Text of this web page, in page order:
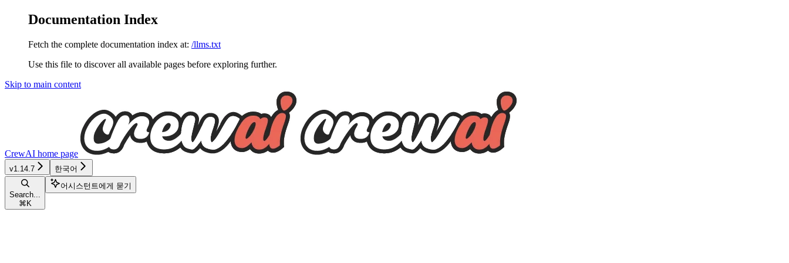
Documentation Index
Fetch the complete documentation index at: /llms.txt
Use this file to discover all available pages before exploring further.
Skip to main content
CrewAI home page
v1.14.7 한국어
Search...
⌘ K
어시스턴트에게 묻기